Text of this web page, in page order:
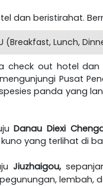
dan beristirahat.
(Breakfast, Lunch,
check out hotel
Pusat
panda yang
Danau Diexi
yang terlihat di
Jiuzhaigou,
lembah,